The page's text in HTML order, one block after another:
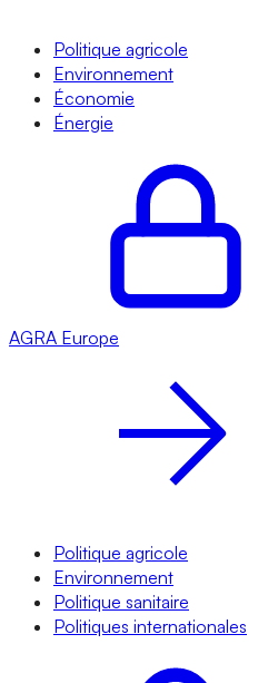
Politique agricole
Environnement
Économie
Énergie
AGRA Europe
Politique agricole
Environnement
Politique sanitaire
Politiques internationales